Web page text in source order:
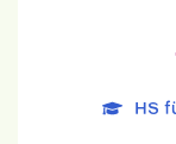
HS